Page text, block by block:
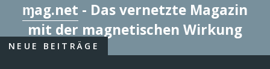
ɱag.net - Das vernetzte Magazin
mit der magnetischen Wirkung
NEUE BEITRÄGE